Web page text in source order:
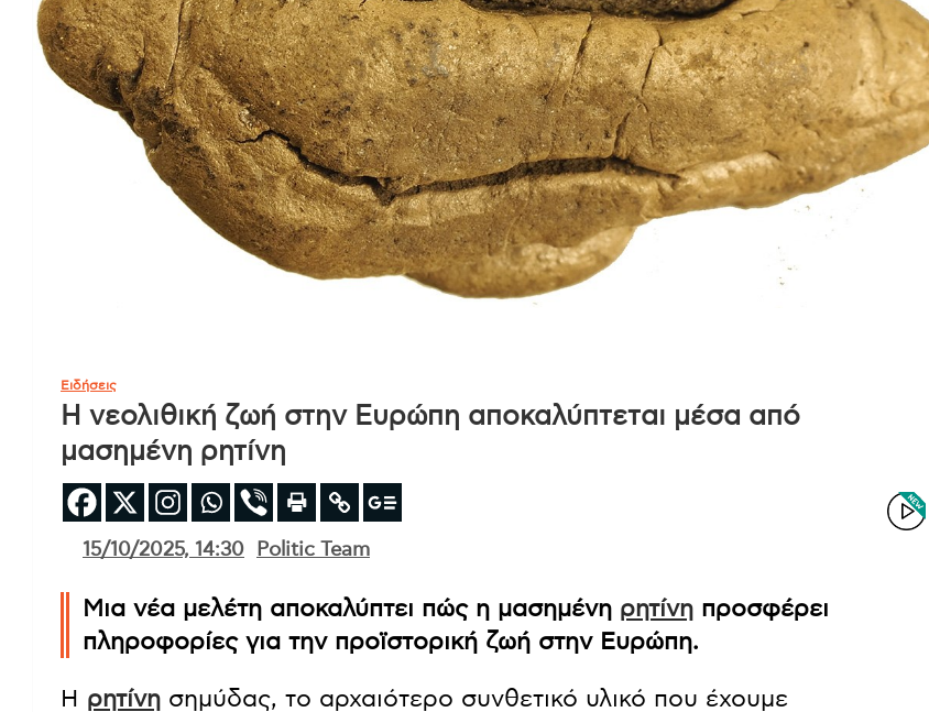
Ειδήσεις
Η νεολιθική ζωή στην Ευρώπη αποκαλύπτεται μέσα από
μασημένη ρητίνη
15/10/2025, 14:30 Politic Team
Μια νέα μελέτη αποκαλύπτει πώς η μασημένη ρητίνη προσφέρει
πληροφορίες για την προϊστορική ζωή στην Ευρώπη.
Η ρητίνη σημύδας, το αρχαιότερο συνθετικό υλικό που έχουμε